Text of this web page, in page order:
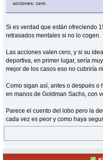
acciones: cero.
Si es verdad que están ofreciendo
retrasados mentales si no lo cogen.
Las acciones valen cero, y si su
deportiva, en primer lugar, sería
mejor de los casos eso no cubriría
Como sigan así, antes o después o
en manos de Goldman Sachs, con
Parece el cuento del lobo pero la
cada vez es peor y como haya